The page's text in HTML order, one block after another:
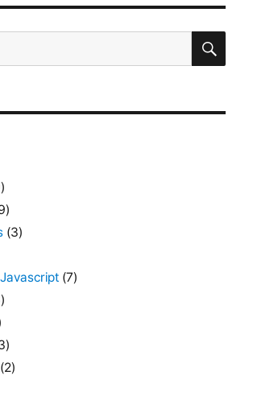
검
(3)
(7)
(2)